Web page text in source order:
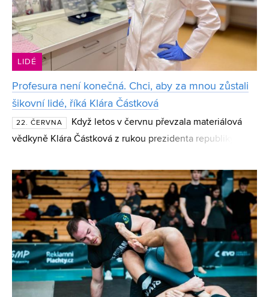
LIDÉ
Profesura není konečná. Chci, aby za mnou zůstali
šikovní lidé, říká Klára Částková
22. ČERVNA
Když letos v červnu převzala materiálová
vědkyně Klára Částková z rukou prezidenta republiky
vrchol, po kterém „už to výš nejde“. Sama však s ú